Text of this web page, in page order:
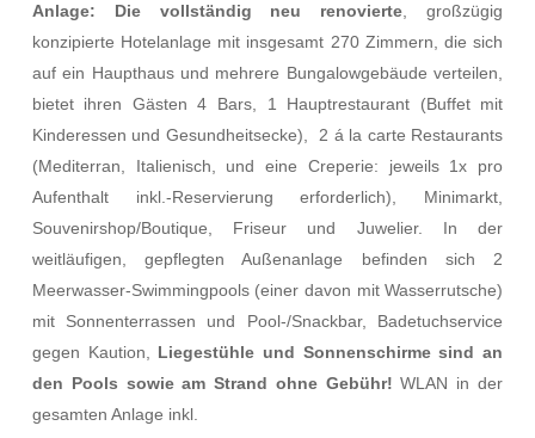
Anlage: Die vollständig neu renovierte , großzügig
konzipierte Hotelanlage mit insgesamt 270 Zimmern, die sich
auf ein Haupthaus und mehrere Bungalowgebäude verteilen,
bietet ihren Gästen 4 Bars, 1 Hauptrestaurant (Buffet mit
Kinderessen und Gesundheitsecke), 2 á la carte Restaurants
(Mediterran, Italienisch, und eine Creperie: jeweils 1x pro
Aufenthalt inkl.-Reservierung erforderlich), Minimarkt,
Souvenirshop/Boutique, Friseur und Juwelier. In der
weitläufigen, gepflegten Außenanlage befinden sich 2
Meerwasser-Swimmingpools (einer davon mit Wasserrutsche)
mit Sonnenterrassen und Pool-/Snackbar, Badetuchservice
gegen Kaution, Liegestühle und Sonnenschirme sind an
den Pools sowie am Strand ohne Gebühr! WLAN in der
gesamten Anlage inkl.